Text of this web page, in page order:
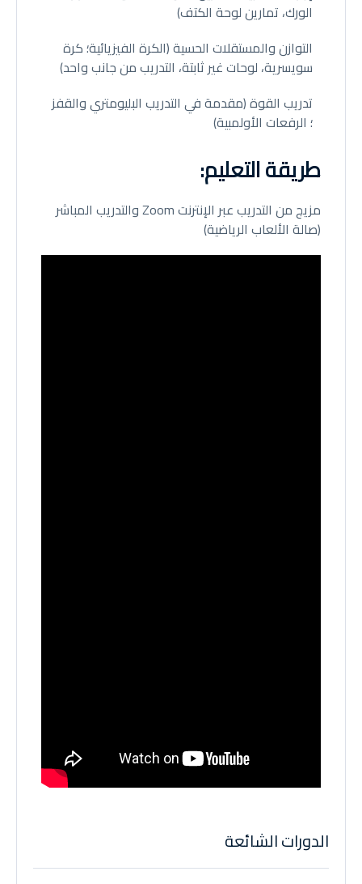
الورك، تمارين لوحة الكتف)
التوازن والمستقلات الحسية (الكرة الفيزيائية؛ كرة
سويسرية، لوحات غير ثابتة، التدريب من جانب واحد)
تدريب القوة (مقدمة في التدريب البليومتري والقفز
؛ الرفعات الأولمبية)
طريقة التعليم:
مزيج من التدريب عبر الإنترنت Zoom والتدريب المباشر
(صالة الألعاب الرياضية)
الدورات الشائعة